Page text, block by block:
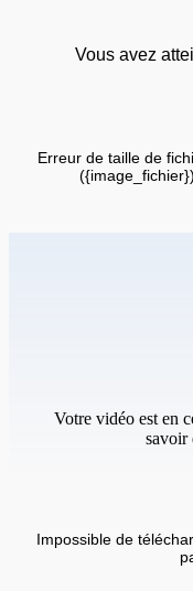
Vous avez
Erreur de taille de
Votre vidéo est en
savoir
Impossible de